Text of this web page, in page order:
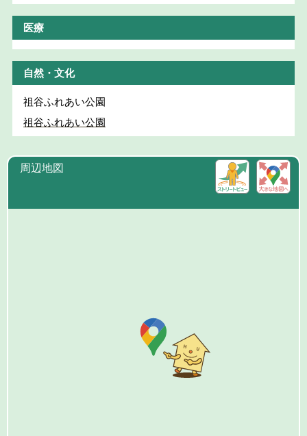
医療
自然・文化
祖谷ふれあい公園
祖谷ふれあい公園
周辺地図